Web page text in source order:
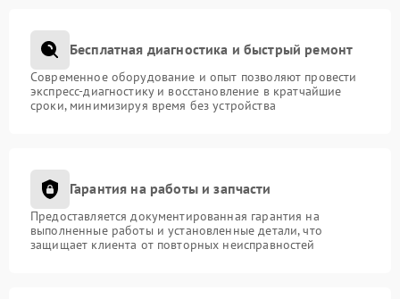
Бесплатная диагностика и быстрый ремонт
Современное оборудование и опыт позволяют провести
экспресс-диагностику и восстановление в кратчайшие
сроки, минимизируя время без устройства
Гарантия на работы и запчасти
Предоставляется документированная гарантия на
выполненные работы и установленные детали, что
защищает клиента от повторных неисправностей